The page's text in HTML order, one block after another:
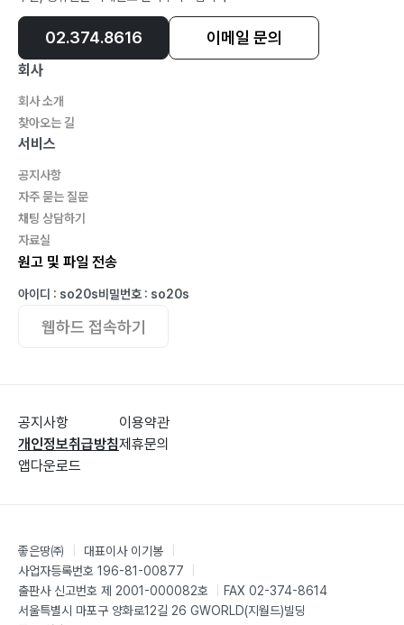
02.374.8616 이메일 문의
회사
회사 소개
찾아오는 길
서비스
공지사항
자주 묻는 질문
채팅 상담하기
자료실
원고 및 파일 전송
아이디 : so20s비밀번호 : so20s
웹하드 접속하기
공지사항
개인정보취급방침
앱다운로드
이용약관
제휴문의
좋은땅㈜ 대표이사 이기봉
사업자등록번호 196-81-00877
출판사 신고번호 제 2001-000082호
FAX 02-374-8614
서울특별시 마포구 양화로12길 26 GWORLD(지월드)빌딩